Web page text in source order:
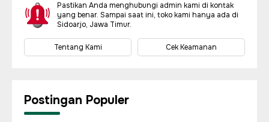
Pastikan Anda menghubungi admin kami di kontak
yang benar. Sampai saat ini, toko kami hanya ada di
Sidoarjo, Jawa Timur.
Tentang Kami Cek Keamanan
Postingan Populer